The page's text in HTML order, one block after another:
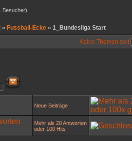
Besucher)
» Fussball-Ecke » 1_Bundesliga Start
Keine Themen seit
Neue Beiträge
Mehr als 20 Antworten
oder 100 Hits